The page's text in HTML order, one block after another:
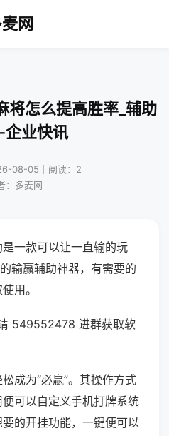
网
将怎么提高胜率_辅助
企业快讯
08-05｜阅读：2
：多麦网
一款可以让一直输的玩
输赢辅助神器，有需要的
用。
549552478 进群获取软
成为“必赢”。其操作方式
可以自定义手机打牌系统
的开挂功能，一键便可以